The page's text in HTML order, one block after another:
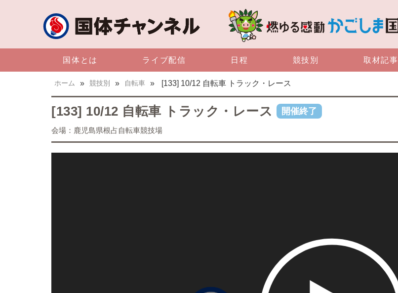
国体とは ライブ配信 日程 競技別 取材記事
ホーム » 競技別 » 自転車 » [133] 10/12 自転車 トラック・レース
[133] 10/12 自転車 トラック・レース 開催終了
会場：鹿児島県根占自転車競技場